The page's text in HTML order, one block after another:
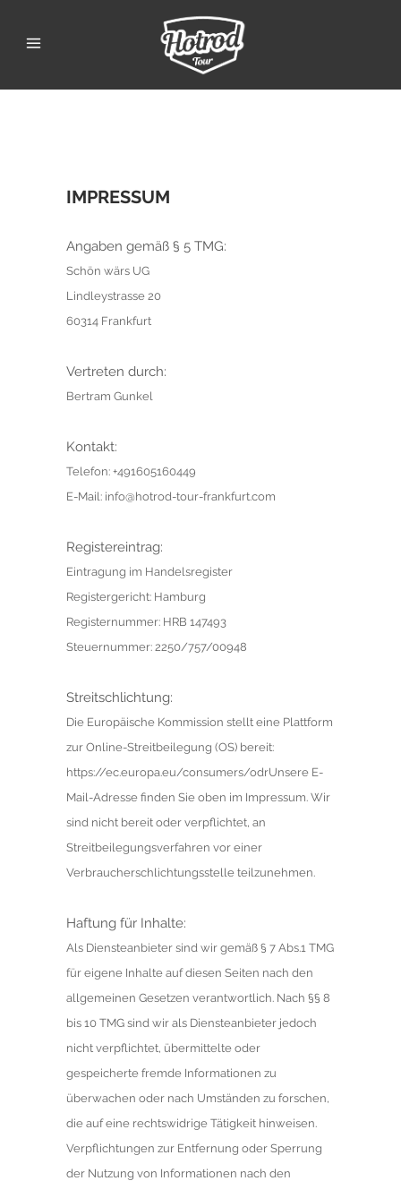
IMPRESSUM
Angaben gemäß § 5 TMG:
Schön wärs UG
Lindleystrasse 20
60314 Frankfurt
Vertreten durch:
Bertram Gunkel
Kontakt:
Telefon: +491605160449
E-Mail: info@hotrod-tour-frankfurt.com
Registereintrag:
Eintragung im Handelsregister
Registergericht: Hamburg
Registernummer: HRB 147493
Steuernummer: 2250/757/00948
Streitschlichtung:
Die Europäische Kommission stellt eine Plattform
zur Online-Streitbeilegung (OS) bereit:
https://ec.europa.eu/consumers/odrUnsere E-
Mail-Adresse finden Sie oben im Impressum. Wir
sind nicht bereit oder verpflichtet, an
Streitbeilegungsverfahren vor einer
Verbraucherschlichtungsstelle teilzunehmen.
Haftung für Inhalte:
Als Diensteanbieter sind wir gemäß § 7 Abs.1 TMG
für eigene Inhalte auf diesen Seiten nach den
allgemeinen Gesetzen verantwortlich. Nach §§ 8
bis 10 TMG sind wir als Diensteanbieter jedoch
nicht verpflichtet, übermittelte oder
gespeicherte fremde Informationen zu
überwachen oder nach Umständen zu forschen,
die auf eine rechtswidrige Tätigkeit hinweisen.
Verpflichtungen zur Entfernung oder Sperrung
der Nutzung von Informationen nach den